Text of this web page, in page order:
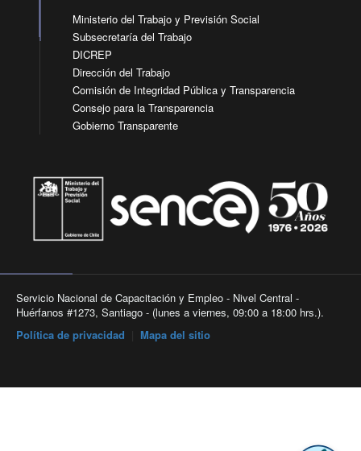
Ministerio del Trabajo y Previsión Social
Subsecretaría del Trabajo
DICREP
Dirección del Trabajo
Comisión de Integridad Pública y Transparencia
Consejo para la Transparencia
Gobierno Transparente
Servicio Nacional de Capacitación y Empleo - Nivel Central -
Huérfanos #1273, Santiago - (lunes a viernes, 09:00 a 18:00 hrs.).
Política de privacidad
Mapa del sitio